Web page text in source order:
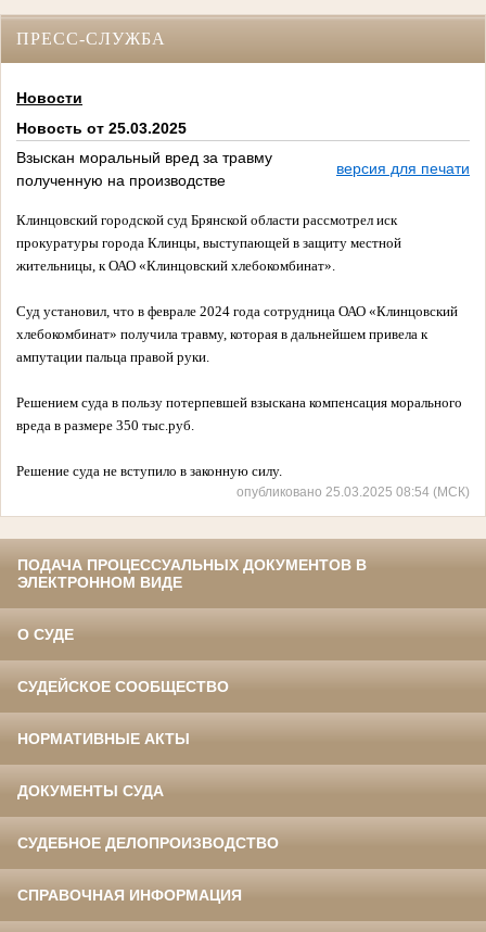
ПРЕСС-СЛУЖБА
Новости
Новость от 25.03.2025
Взыскан моральный вред за травму
полученную на производстве
версия для печати
Клинцовский городской суд Брянской области рассмотрел иск
прокуратуры города Клинцы, выступающей в защиту местной
жительницы, к ОАО «Клинцовский хлебокомбинат».
Суд установил, что в феврале 2024 года сотрудница ОАО «Клинцовский
хлебокомбинат» получила травму, которая в дальнейшем привела к
ампутации пальца правой руки.
Решением суда в пользу потерпевшей взыскана компенсация морального
вреда в размере 350 тыс.руб.
Решение суда не вступило в законную силу.
опубликовано 25.03.2025 08:54 (МСК)
ПОДАЧА ПРОЦЕССУАЛЬНЫХ ДОКУМЕНТОВ В
ЭЛЕКТРОННОМ ВИДЕ
О СУДЕ
СУДЕЙСКОЕ СООБЩЕСТВО
НОРМАТИВНЫЕ АКТЫ
ДОКУМЕНТЫ СУДА
СУДЕБНОЕ ДЕЛОПРОИЗВОДСТВО
СПРАВОЧНАЯ ИНФОРМАЦИЯ